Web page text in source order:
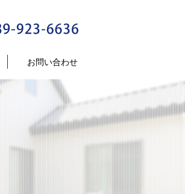
お問い合わせ